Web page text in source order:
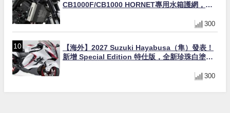
CB1000F/CB1000 HORNET專用水箱護網，六
300
【海外】2027 Suzuki Hayabusa（隼）發表！
新增 Special Edition 特仕版，全新珍珠白塗裝
300